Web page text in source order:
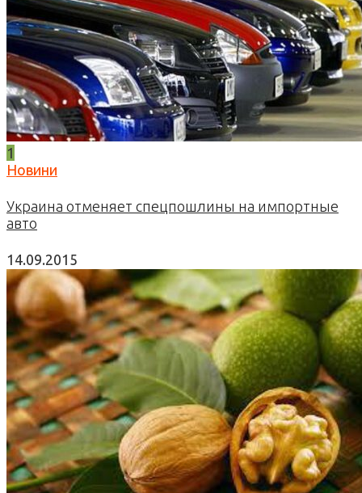
1
Новини
Украина отменяет спецпошлины на импортные
авто
14.09.2015